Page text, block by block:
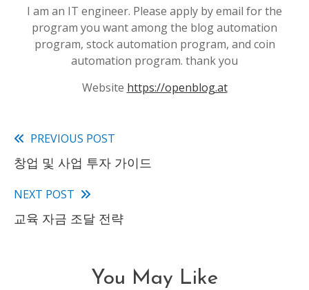
I am an IT engineer. Please apply by email for the
program you want among the blog automation
program, stock automation program, and coin
automation program. thank you
Website https://openblog.at
Read
more
articles
PREVIOUS POST
창업 및 사업 투자 가이드
NEXT POST
교육 자금 조달 전략
You May Like